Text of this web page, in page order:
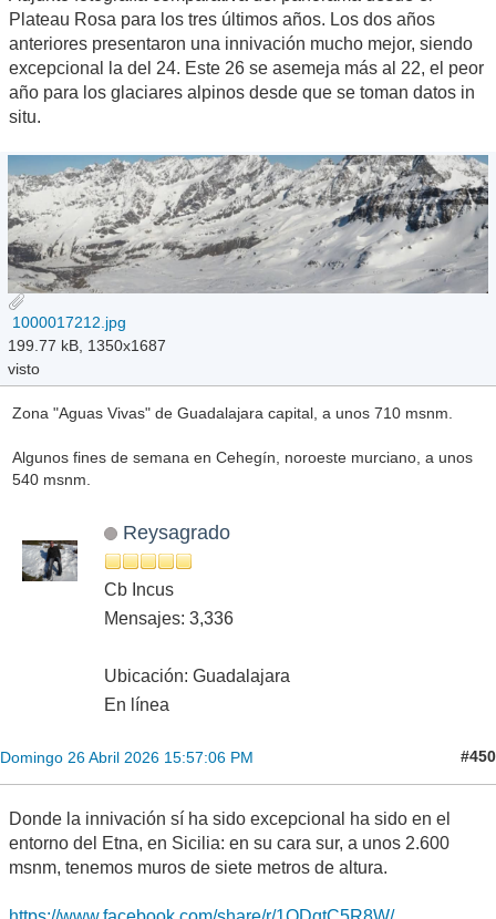
Plateau Rosa para los tres últimos años. Los dos años
anteriores presentaron una innivación mucho mejor, siendo
excepcional la del 24. Este 26 se asemeja más al 22, el peor
año para los glaciares alpinos desde que se toman datos in
situ.
1000017212.jpg
199.77 kB, 1350x1687
visto
Zona "Aguas Vivas" de Guadalajara capital, a unos 710 msnm.
Algunos fines de semana en Cehegín, noroeste murciano, a unos
540 msnm.
Reysagrado
Cb Incus
Mensajes: 3,336
Ubicación: Guadalajara
En línea
Domingo 26 Abril 2026 15:57:06 PM #450
Donde la innivación sí ha sido excepcional ha sido en el
entorno del Etna, en Sicilia: en su cara sur, a unos 2.600
msnm, tenemos muros de siete metros de altura.